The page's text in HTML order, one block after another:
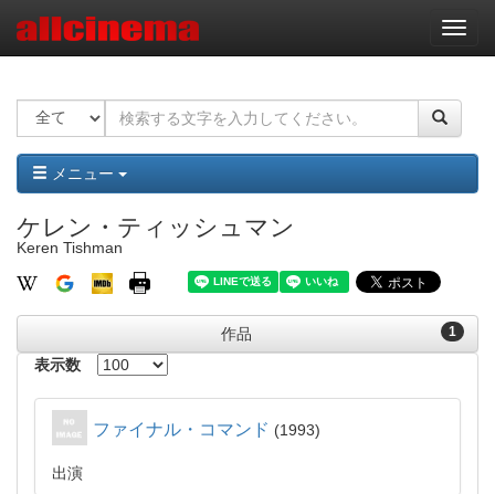
ナ
ビ
ー
ョ
ン
メニュー
ケレン・ティッシュマン
Keren Tishman
1
作品
表示数
ファイナル・コマンド 1993
出演